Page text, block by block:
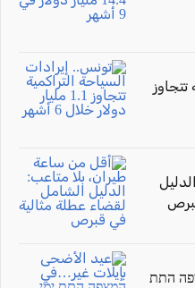
غير…في המצפה התת